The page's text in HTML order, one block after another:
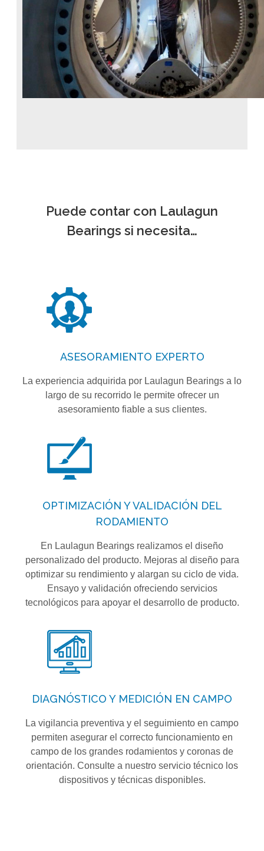
Puede contar con Laulagun
Bearings si necesita…
ASESORAMIENTO EXPERTO
La experiencia adquirida por Laulagun Bearings a lo
largo de su recorrido le permite ofrecer un
asesoramiento fiable a sus clientes.
OPTIMIZACIÓN Y VALIDACIÓN DEL
RODAMIENTO
En Laulagun Bearings realizamos el diseño
personalizado del producto. Mejoras al diseño para
optimizar su rendimiento y alargan su ciclo de vida.
Ensayo y validación ofreciendo servicios
tecnológicos para apoyar el desarrollo de producto.
DIAGNÓSTICO Y MEDICIÓN EN CAMPO
La vigilancia preventiva y el seguimiento en campo
permiten asegurar el correcto funcionamiento en
campo de los grandes rodamientos y coronas de
orientación. Consulte a nuestro servicio técnico los
dispositivos y técnicas disponibles.